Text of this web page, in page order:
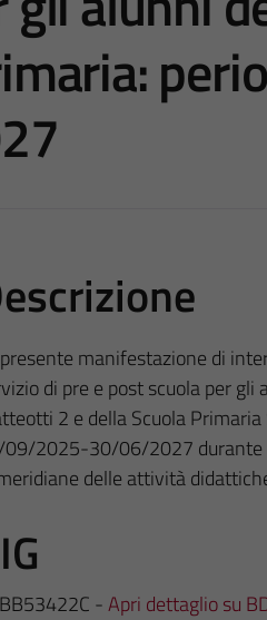
manifestazione di
di pre e post scuola per gli
2 e della Scuola
2025-30/06/2027 durante
delle attività
-Apri dettaglio su